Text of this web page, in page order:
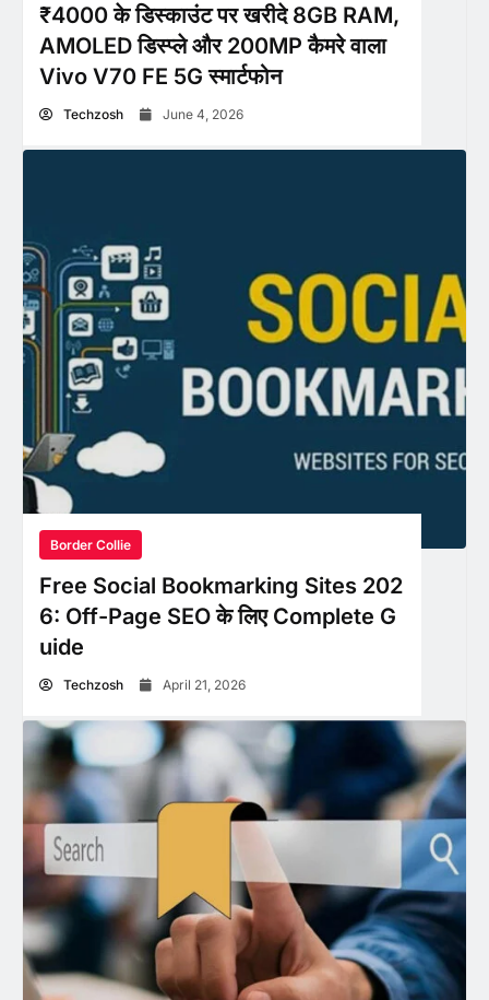
₹4000 के डिस्काउंट पर खरीदे 8GB RAM,
AMOLED डिस्प्ले और 200MP कैमरे वाला
Vivo V70 FE 5G स्मार्टफोन
Techzosh June 4, 2026
Border Collie
Free Social Bookmarking Sites 202
6: Off-Page SEO के लिए Complete G
uide
Techzosh April 21, 2026